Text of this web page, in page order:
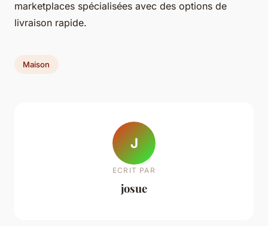
marketplaces spécialisées avec des options de
livraison rapide.
Maison
J
ECRIT PAR
josue